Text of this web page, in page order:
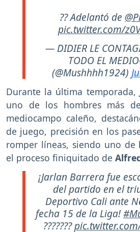
?? Adelantó de
pic.twitter.com/
— DIDIER LE
TODO EL
(@Mushhhh1924)
Durante la última temporada,
uno de los hombres más
mediocampo caleño,
de juego, precisión en los
romper líneas, siendo uno de
el proceso finiquitado de
¡Jarlan Barrera fue
del partido en el
Deportivo Cali ante
fecha 15 de la Liga!
???????